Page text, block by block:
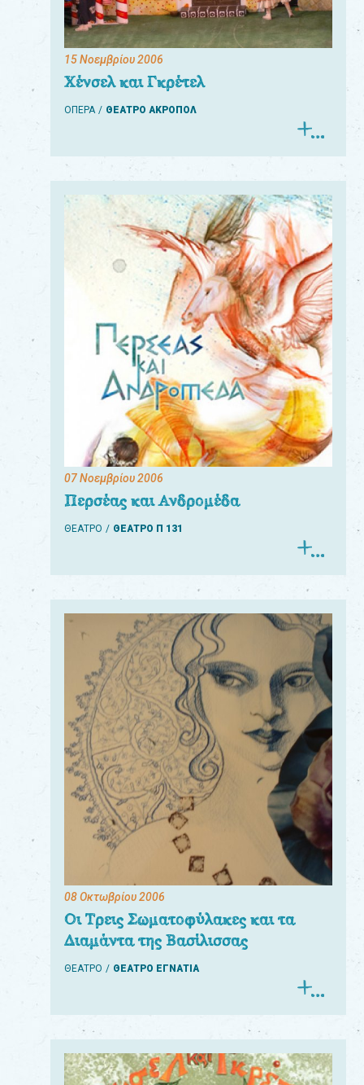
15 Νοεμβρίου 2006
Χένσελ και Γκρέτελ
ΟΠΕΡΑ ΘΕΑΤΡΟ ΑΚΡΟΠΟΛ
07 Νοεμβρίου 2006
Περσέας και Ανδρομέδα
ΘΕΑΤΡΟ ΘΕΑΤΡΟ Π 131
08 Οκτωβρίου 2006
Οι Τρεις Σωματοφύλακες και τα
Διαμάντα της Βασίλισσας
ΘΕΑΤΡΟ ΘΕΑΤΡΟ ΕΓΝΑΤΙΑ